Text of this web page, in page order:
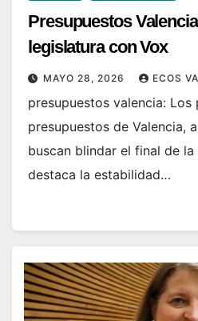
Presupuestos
legislatura con Vox
MAYO 28, 2026 ECOS
presupuestos valencia: Los
presupuestos de Valencia,
buscan blindar el final de la
destaca la estabilidad…